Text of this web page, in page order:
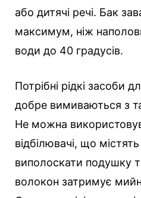
або дитячі речі. Бак
максимум, ніж
води до 40 градусів.
Потрібні рідкі засоби
добре вимиваються з
Не можна
відбілювачі, що
виполоскати подушку
волокон затримує